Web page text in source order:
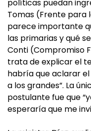
políticas puedan
Tomas (Frente para
parece importante
las primarias y qué
Conti (Compromiso
trata de explicar el
habría que aclarar
a los grandes”. La
postulante fue que
esperaría que me